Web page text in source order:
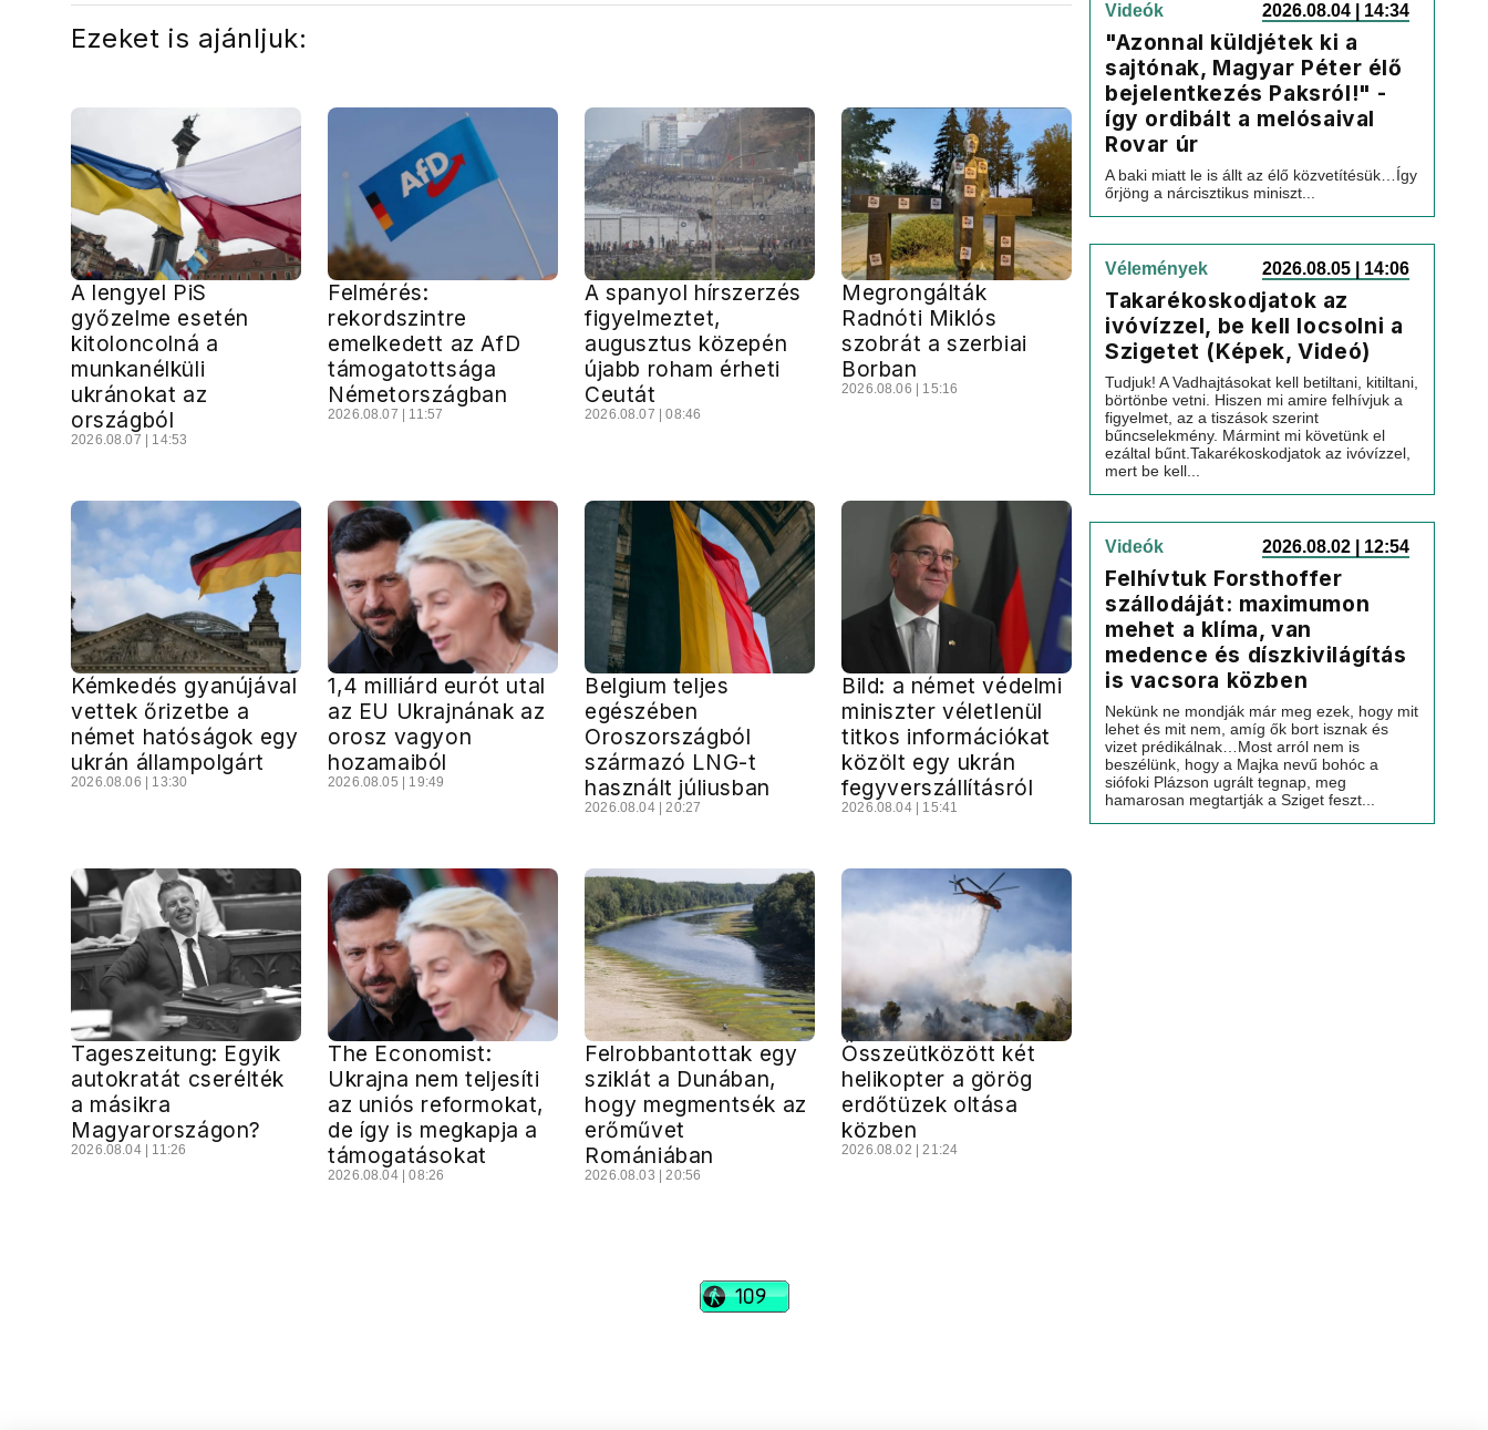
Ezeket is ajánljuk:
A lengyel PiS
győzelme esetén
kitoloncolná a
munkanélküli
ukránokat az
országból
2026.08.07 | 14:53
Felmérés:
rekordszintre
emelkedett az AfD
támogatottsága
Németországban
2026.08.07 | 11:57
A spanyol hírszerzés
figyelmeztet,
augusztus közepén
újabb roham érheti
Ceutát
2026.08.07 | 08:46
Megrongálták
Radnóti Miklós
szobrát a szerbiai
Borban
2026.08.06 | 15:16
Kémkedés gyanújával
vettek őrizetbe a
német hatóságok egy
ukrán állampolgárt
2026.08.06 | 13:30
1,4 milliárd eurót utal
az EU Ukrajnának az
orosz vagyon
hozamaiból
2026.08.05 | 19:49
Belgium teljes
egészében
Oroszországból
származó LNG-t
használt júliusban
2026.08.04 | 20:27
Bild: a német védelmi
miniszter véletlenül
titkos információkat
közölt egy ukrán
fegyverszállításról
2026.08.04 | 15:41
Tageszeitung: Egyik
autokratát cserélték
a másikra
Magyarországon?
2026.08.04 | 11:26
The Economist:
Ukrajna nem teljesíti
az uniós reformokat,
de így is megkapja a
támogatásokat
2026.08.04 | 08:26
Felrobbantottak egy
sziklát a Dunában,
hogy megmentsék az
erőművet
Romániában
2026.08.03 | 20:56
Összeütközött két
helikopter a görög
erdőtüzek oltása
közben
2026.08.02 | 21:24
Videók 2026.08.04 | 14:34
"Azonnal küldjétek ki a
sajtónak, Magyar Péter élő
bejelentkezés Paksról!" -
így ordibált a melósaival
Rovar úr
A baki miatt le is állt az élő közvetítésük…Így
őrjöng a nárcisztikus miniszt...
Vélemények 2026.08.05 | 14:06
Takarékoskodjatok az
ivóvízzel, be kell locsolni a
Szigetet (Képek, Videó)
Tudjuk! A Vadhajtásokat kell betiltani, kitiltani,
börtönbe vetni. Hiszen mi amire felhívjuk a
figyelmet, az a tiszások szerint
bűncselekmény. Mármint mi követünk el
ezáltal bűnt.Takarékoskodjatok az ivóvízzel,
mert be kell...
Videók 2026.08.02 | 12:54
Felhívtuk Forsthoffer
szállodáját: maximumon
mehet a klíma, van
medence és díszkivilágítás
is vacsora közben
Nekünk ne mondják már meg ezek, hogy mit
lehet és mit nem, amíg ők bort isznak és
vizet prédikálnak…Most arról nem is
beszélünk, hogy a Majka nevű bohóc a
siófoki Plázson ugrált tegnap, meg
hamarosan megtartják a Sziget feszt...